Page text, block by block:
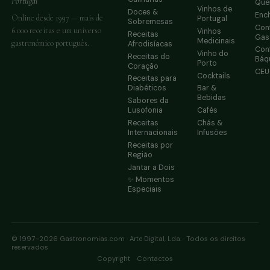
Online desde 1997 — mais de
6.000 receitas e um universo
gastronómico português.
Doces &
Sobremesas
Receitas
Afrodisíacas
Receitas do
Coração
Receitas para
Diabéticos
Sabores da
Lusofonia
Receitas
Internacionais
Receitas por
Região
Jantar a Dois
✨ Momentos
Especiais
Vinhos de
Portugal
Vinhos
Medicinais
Vinho do
Porto
Cocktails
Bar &
Bebidas
Cafés
Chás &
Infusões
© 1997–2026 Gastronomias.com · Arte Digital, Lda. · Todos os direitos
reservados
Copyright
Contactos